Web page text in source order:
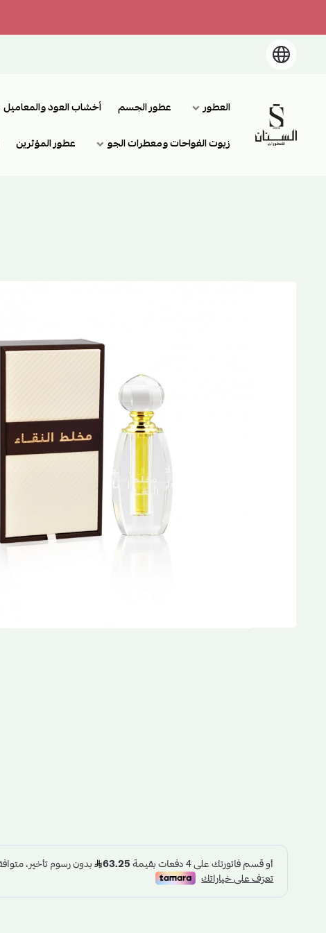
السنان للعطور والعسل الطبيعي
العطور عطور الجسم أخشاب العود والمعاميل
زيوت الفواحات ومعطرات الجو
عطور المؤثرين